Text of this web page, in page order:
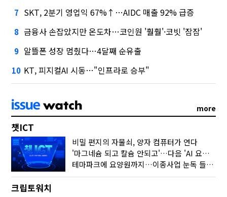
7 SKT, 2분기 영업익 67%↑…AIDC 매출 92% 급증
8 금융사 손잡았지만 온도차…코인원 '훨훨'·코빗 '잠잠'
9 알뜰폰 성장 멈췄다…4달째 순유출
10 KT, 피지컬AI 시동…"인프라로 승부"
more
챗ICT
비밀 편지의 자물쇠, 양자 컴퓨터가 연다
'마그네슘 되고 칼슘 안되고'…다음 'AI 요약' 갈 길은
테마파크에 요양원까지…이종사업 눈독 들이는 게임사
크립토워치